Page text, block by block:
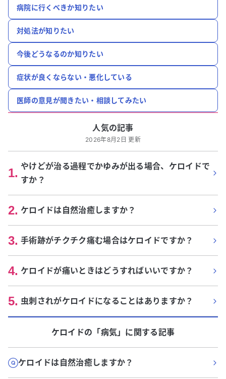
病院に行くべきか知りたい
対処法が知りたい
今後どうなるのか知りたい
症状が良くならない・悪化している
医師の意見が聞きたい・相談してみたい
人気の記事
2026年8月2日 更新
1. やけどが治る過程でかゆみが出る場合、ケロイドで
すか？
2. ケロイドは自然治癒しますか？
3. 手術跡がチクチク痛む場合はケロイドですか？
4. ケロイドが痛いときはどうすればいいですか？
5. 虫刺されがケロイドになることはありますか？
ケロイドの「病気」に関する記事
ケロイドは自然治癒しますか？